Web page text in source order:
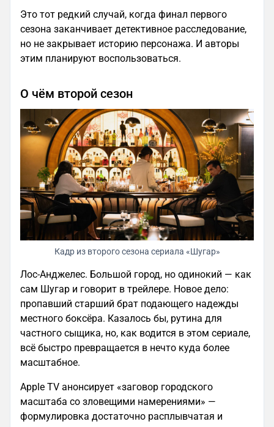
Это тот редкий случай, когда финал первого
сезона заканчивает детективное расследование,
но не закрывает историю персонажа. И авторы
этим планируют воспользоваться.
О чём второй сезон
Кадр из второго сезона сериала «Шугар»
Лос-Анджелес. Большой город, но одинокий — как
сам Шугар и говорит в трейлере. Новое дело:
пропавший старший брат подающего надежды
местного боксёра. Казалось бы, рутина для
частного сыщика, но, как водится в этом сериале,
всё быстро превращается в нечто куда более
масштабное.
Apple TV анонсирует «заговор городского
масштаба со зловещими намерениями» —
формулировка достаточно расплывчатая и